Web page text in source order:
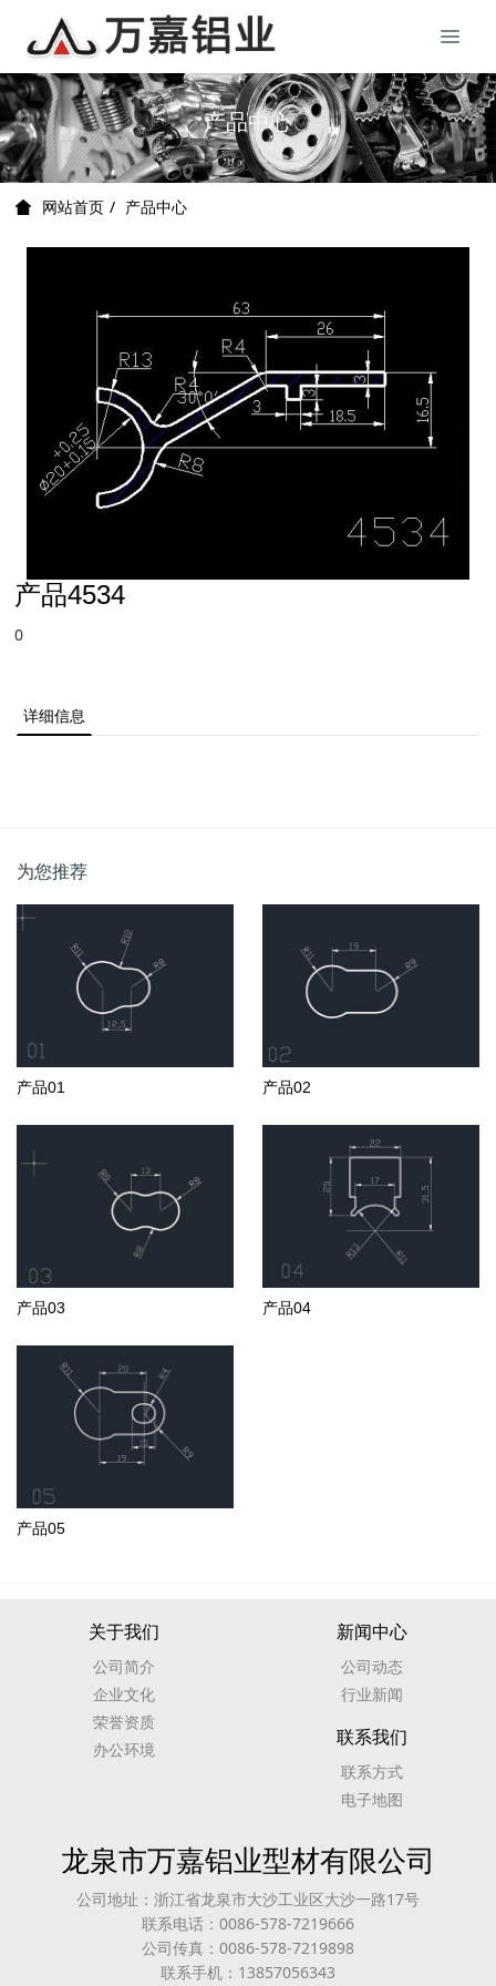
产品中心
网站首页 产品中心
产品4534
0
详细信息
为您推荐
产品01 产品02
产品03 产品04
产品05
关于我们
公司简介
企业文化
荣誉资质
办公环境
新闻中心
公司动态
行业新闻
联系我们
联系方式
电子地图
龙泉市万嘉铝业型材有限公司
公司地址：浙江省龙泉市大沙工业区大沙一路17号
联系电话：0086-578-7219666
公司传真：0086-578-7219898
联系手机：13857056343